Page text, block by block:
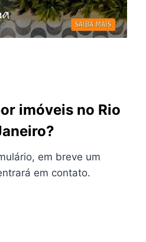
imóveis no Rio
em breve um
em contato.